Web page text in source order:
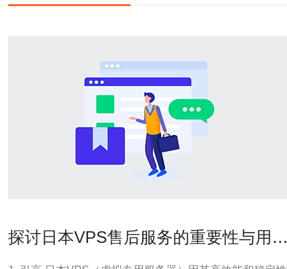
探讨日本VPS售后服务的重要性与用户